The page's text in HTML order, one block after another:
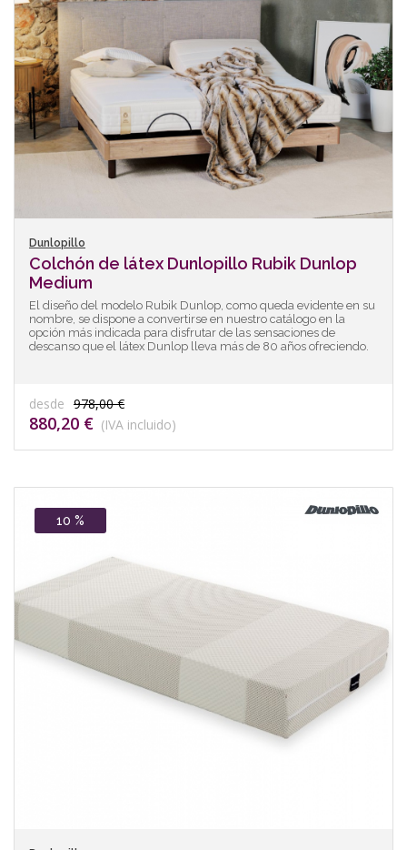
Dunlopillo
Colchón de látex Dunlopillo Rubik Dunlop
Medium
El diseño del modelo Rubik Dunlop, como queda evidente en su
nombre, se dispone a convertirse en nuestro catálogo en la
opción más indicada para disfrutar de las sensaciones de
descanso que el látex Dunlop lleva más de 80 años ofreciendo.
desde 978,00 €
880,20 € (IVA incluido)
10 %